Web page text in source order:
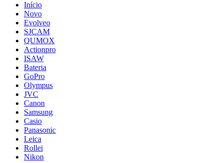
Início
Novo
Evolveo
SJCAM
QUMOX
Actionpro
ISAW
Bateria
GoPro
Olympus
JVC
Canon
Samsung
Casio
Panasonic
Leica
Rollei
Nikon